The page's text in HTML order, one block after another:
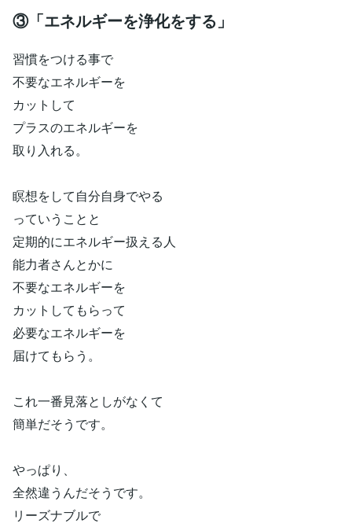
③「エネルギーを浄化をする」
習慣をつける事で
不要なエネルギーを
カットして
プラスのエネルギーを
取り入れる。
瞑想をして自分自身でやる
っていうことと
定期的にエネルギー扱える人
能力者さんとかに
不要なエネルギーを
カットしてもらって
必要なエネルギーを
届けてもらう。
これ一番見落としがなくて
簡単だそうです。
やっぱり、
全然違うんだそうです。
リーズナブルで